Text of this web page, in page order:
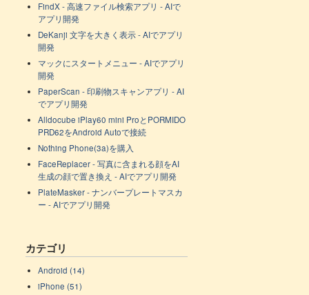
FindX - 高速ファイル検索アプリ - AIで
アプリ開発
DeKanji 文字を大きく表示 - AIでアプリ
開発
マックにスタートメニュー - AIでアプリ
開発
PaperScan - 印刷物スキャンアプリ - AI
でアプリ開発
Alldocube iPlay60 mini ProとPORMIDO
PRD62をAndroid Autoで接続
Nothing Phone(3a)を購入
FaceReplacer - 写真に含まれる顔をAI
生成の顔で置き換え - AIでアプリ開発
PlateMasker - ナンバープレートマスカ
ー - AIでアプリ開発
カテゴリ
Android (14)
iPhone (51)